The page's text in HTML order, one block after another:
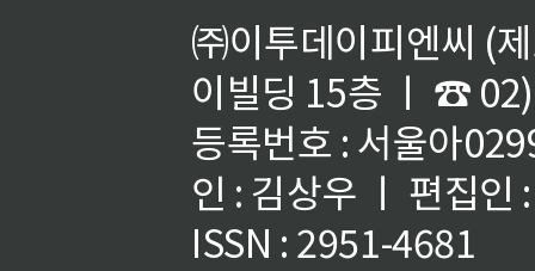
㈜이투데이피엔씨 (
이빌딩 15층 ㅣ ☎
등록번호 : 서울아
인 : 김상우 ㅣ 편집인
ISSN : 2951-4681